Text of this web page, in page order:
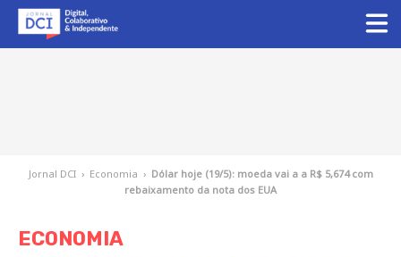
Jornal DCI › Economia › Dólar hoje (19/5): moeda vai a a R$ 5,674 com
rebaixamento da nota dos EUA
ECONOMIA